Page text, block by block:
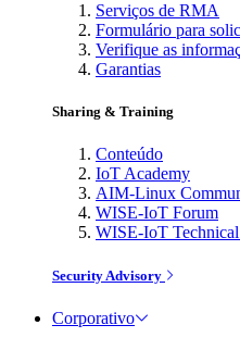
Serviços de RMA
Formulário para
Verifique as
Garantias
Sharing & Training
Conteúdo
IoT Academy
AIM-Linux
WISE-IoT Forum
WISE-IoT
Security Advisory
Corporativo